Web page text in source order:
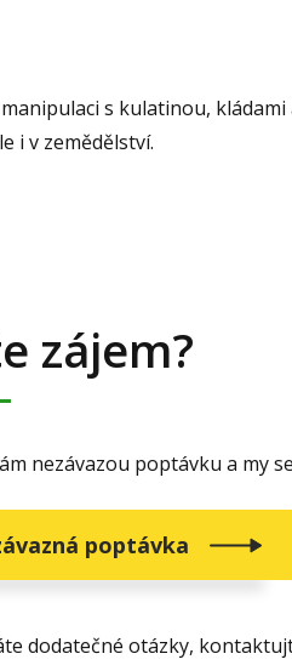
s kulatinou, kládami
i v zemědělství.
zájem?
nezávazou poptávku a my
poptávka
dodatečné otázky,